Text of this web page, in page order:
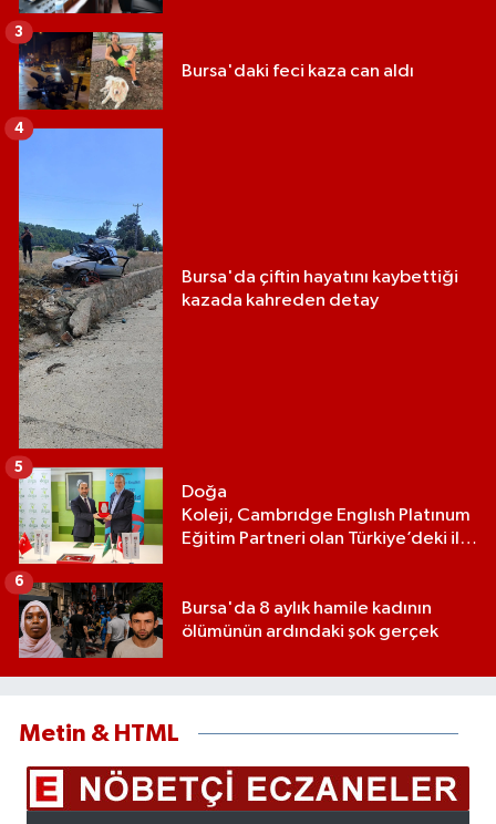
Bursa'daki feci kaza can aldı
3
Bursa'da çiftin hayatını kaybettiği
kazada kahreden detay
4
Doğa
Koleji, Cambrıdge Englısh Platınum
Eğitim Partneri olan Türkiye’deki ilk
5
Bursa'da 8 aylık hamile kadının
ölümünün ardındaki şok gerçek
6
Metin & HTML